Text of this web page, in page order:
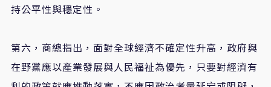
持公平性與穩定性。
第六，商總指出，面對全球經濟不確定性升高，政府與
在野黨應以產業發展與人民福祉為優先，只要對經濟有